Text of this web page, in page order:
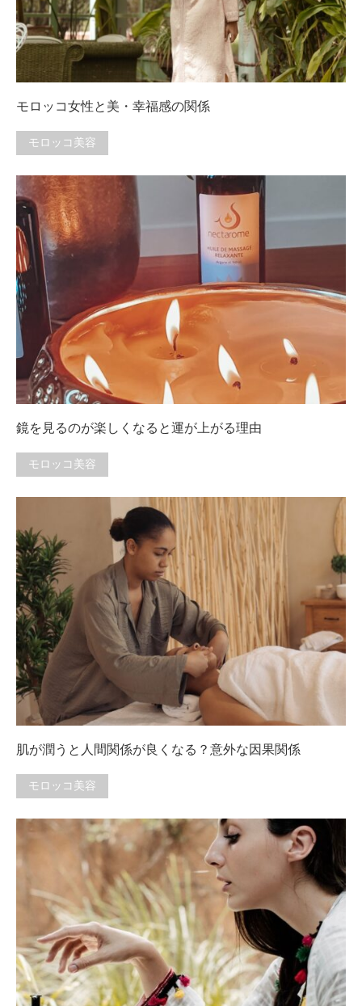
モロッコ女性と美・幸福感の関係
モロッコ美容
鏡を見るのが楽しくなると運が上がる理由
モロッコ美容
肌が潤うと人間関係が良くなる？意外な因果関係
モロッコ美容